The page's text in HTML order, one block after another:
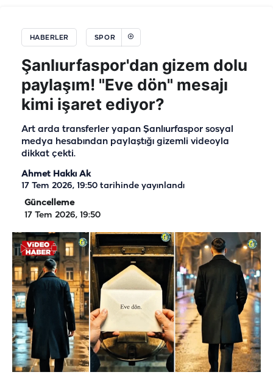
HABERLER SPOR
Şanlıurfaspor'dan gizem dolu
paylaşım! "Eve dön" mesajı
kimi işaret ediyor?
Art arda transferler yapan Şanlıurfaspor sosyal
medya hesabından paylaştığı gizemli videoyla
dikkat çekti.
Ahmet Hakkı Ak
17 Tem 2026, 19:50 tarihinde yayınlandı
Güncelleme
17 Tem 2026, 19:50